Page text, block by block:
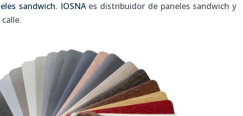
sandwich. IOSNAes distribuidor de paneles sandwich y